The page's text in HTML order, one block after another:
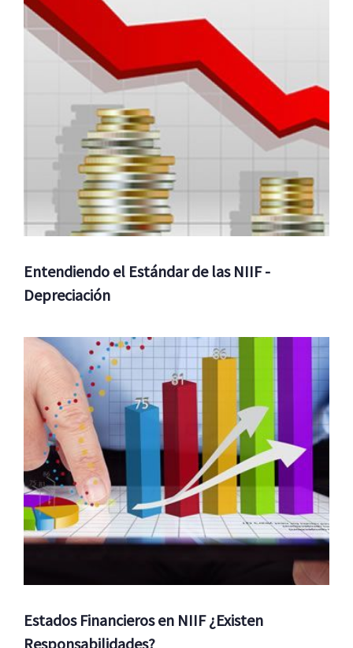
Entendiendo el Estándar de las NIIF -
Depreciación
Estados Financieros en NIIF ¿Existen
Responsabilidades?